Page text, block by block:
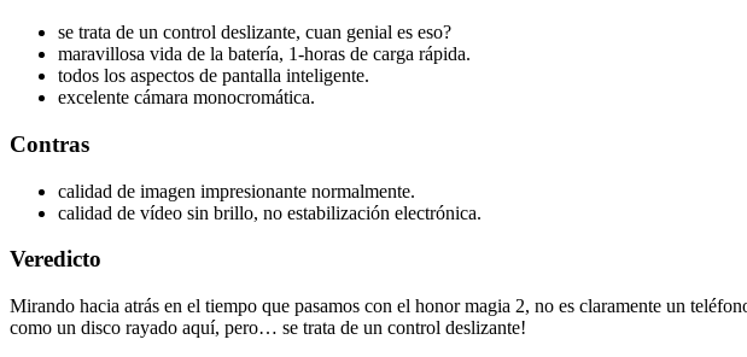
se trata de un control deslizante, cuan genial es eso?
maravillosa vida de la batería, 1-horas de carga rápida.
todos los aspectos de pantalla inteligente.
excelente cámara monocromática.
Contras
calidad de imagen impresionante normalmente.
calidad de vídeo sin brillo, no estabilización electrónica.
Veredicto
Mirando hacia atrás en el tiempo que pasamos con el honor magia 2, no es claramente un
como un disco rayado aquí, pero… se trata de un control deslizante!